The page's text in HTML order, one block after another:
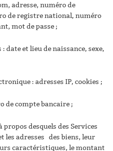
adresse, numéro de
de registre national, numéro
mot de passe ;
date et lieu de naissance, sexe,
: adresses IP, cookies ;
de compte bancaire ;
desquels des Services
les adresses des biens, leur
caractéristiques, le montant